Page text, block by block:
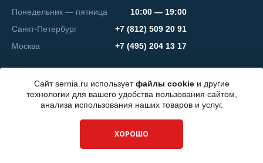
Сайт sernia.ru используетфайлы cookieи другие
технологии для вашего удобства пользования сайтом,
анализа использования наших товаров и услуг.
ХОРОШО
Понедельник — пятница
10:00 — 19:00
Санкт-Петербург
+7 (812) 509 20 91
Москва
+7 (495) 204 13 17
Разработка сайта —